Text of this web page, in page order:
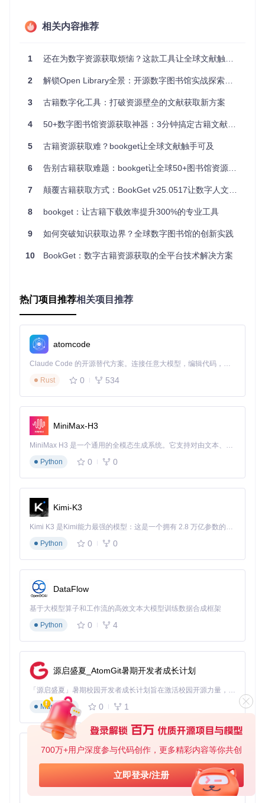
700万+用户深度参与代码创作，更多精彩内容等你共创
立即登录/注册
图像分析。与普通屏幕截图相比，专业级图像质量为数字人文
持一键启动PDF生成
智能下载控制：让研究更专注
页码范围选择功能解决了大型文献的部分下载需求。当只需某
本书的第15-30章进行案例分析时，工具允许精准指定范围，
避免不必要的流量消耗和存储空间占用，平均节省40%的下载
时间。
并行任务管理系统支持同时处理多本著作。在比较研究不同时
面板实时监控进度，多线程处理能力使工作效率提升3倍。
与任务状态
3步实现受限文献本地保存
git clone
安装过程简单直观：在Chrome或Edge浏览器中开启"开发者
模式"，加载已解压的扩展文件夹即可。Firefox用户则可直接
安装XPI文件。首次使用时建议在设置页面调整默认下载格式
个）。
在Internet Archive中寻找标有"14天借阅"标识的书籍，完成借
阅流程；HathiTrust则需选择"Full View"状态的公开领域文
献。扩展会自动识别借阅状态，在阅读器界面添加功能按钮，
无需复杂的手动配置。
第三步：启动下载与任务监控
常规PDF下载只需点击界面新增的"Download"按钮；按住Ctrl
键（Mac用户Command键）点击可切换为图片模式；按住Alt
键（Mac用户Option键）则打开页码范围选择对话框。下载过
程中，工具会显示实时进度，并在完成后自动提示文件保存位
置。
数字资源下载进度展示，界面清晰显示剩余时间与任务状态
网络优化策略
点）下载，此时服务器响应速度提升约30%。使用有线网络连
存储空间管理
启用"自动归档"功能可将完成的下载按"图书馆-年份-主题"自动
分类，配合工具内置的OCR文本提取，建立可搜索的个人文献
库。2TB容量的外置SSD可存储约500本扫描版书籍，满足大
多数研究者的中期需求。
质量参数调整
学术引用优先选择"文本优化"模式（200dpi），兼顾文件大小
与文字清晰度；图像研究则应使用"高清扫描"模式（300dp
i），保留细节特征。通过设置页面的"默认质量配置"可避免重
复调整。
相关内容推荐
1 还在为数字资源获取烦恼？这款工具让全球文献触手可及
2 解锁Open Library全景：开源数字图书馆实战探索指南
3 古籍数字化工具：打破资源壁垒的文献获取新方案
4 50+数字图书馆资源获取神器：3分钟搞定古籍文献下载
5 古籍资源获取难？bookget让全球文献触手可及
6 告别古籍获取难题：bookget让全球50+图书馆资源触手可及
7 颠覆古籍获取方式：BookGet v25.0517让数字人文研究效率提升300%
8 bookget：让古籍下载效率提升300%的专业工具
9 如何突破知识获取边界？全球数字图书馆的创新实践
10 BookGet：数字古籍资源获取的全平台技术解决方案
热门项目推荐相关项目推荐
atomcode
Claude Code 的开源替代方案。连接任意大模型，编辑代码，运行命令，自动验证 — 全自动执行。用 Rust 构建，极致性能。 ｜ An open-source alternative to Claude Code. Connect any LLM, edit code, run commands, and verify changes — autonomously. Built in Rust for speed. Get Started
Rust
0 534
MiniMax-H3
MiniMax H3 是一个通用的全模态生成系统。它支持对由文本、图像、视频和音频组成的多模态上下文进行统一理解，并能生成分辨率高达 2K、时长可达 15 秒的带原生立体声音频的视频。得益于面向任务泛化的系统设计，H3 在预训练阶段就已具备广泛的多模态上下文理解与生成能力，能够出色地执行复杂的多模态指令。
Python
0 0
Kimi-K3
Kimi K3 是Kimi能力最强的模型：这是一个拥有 2.8 万亿参数的混合专家（MoE）模型，具备原生视觉理解能力，并支持 100 万 token 的上下文窗口。
Python
0 0
DataFlow
基于大模型算子和工作流的高效文本大模型训练数据合成框架
Python
0 4
源启盛夏_AtomGit暑期开发者成长计划
「源启盛夏」暑期校园开发者成长计划旨在激活校园开源力量，通过积分激励、认证扶持、资源倾斜等形式，引导高校组织和开发者完成「入驻 — 建项目 — 做贡献 — 获认证 — 得资源」的完整闭环。无论你是想带领社团入驻平台的组织者，还是希望用代码贡献证明自己的开发者，都能在这里找到属于你的成长路径。
Markdown
0 1
py-xiaozhi
基于Python的Xiaozhi AI，适用于想要完整Xiaozhi体验而无需拥有专用硬件的用户。
Python
0 1